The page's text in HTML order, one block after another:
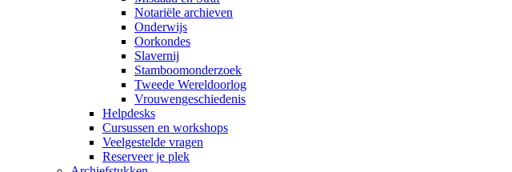
Notariële archieven
Onderwijs
Oorkondes
Slavernij
Stamboomonderzoek
Tweede Wereldoorlog
Vrouwengeschiedenis
Helpdesks
Cursussen en workshops
Veelgestelde vragen
Reserveer je plek